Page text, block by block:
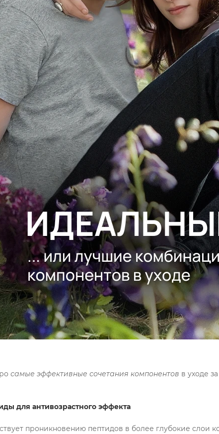
самые эффективные сочетания компонентов в уходе
для антивозрастного эффекта
проникновению пептидов в более глубокие слои